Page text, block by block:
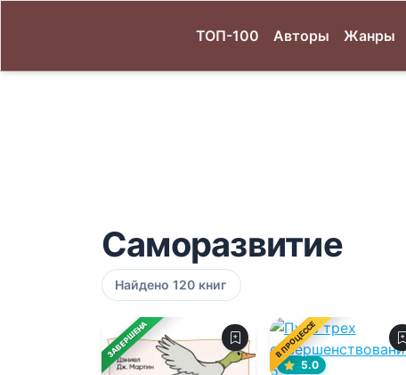
ТОП-100 Авторы Жанры
Саморазвитие
Найдено 120 книг
ЗАВЕРШЕНА В ПРОЦЕССЕ
5.0